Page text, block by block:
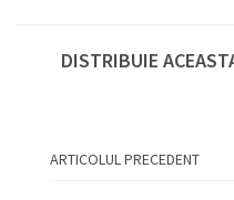
DISTRIBUIE
ARTICOLUL PRECEDENT